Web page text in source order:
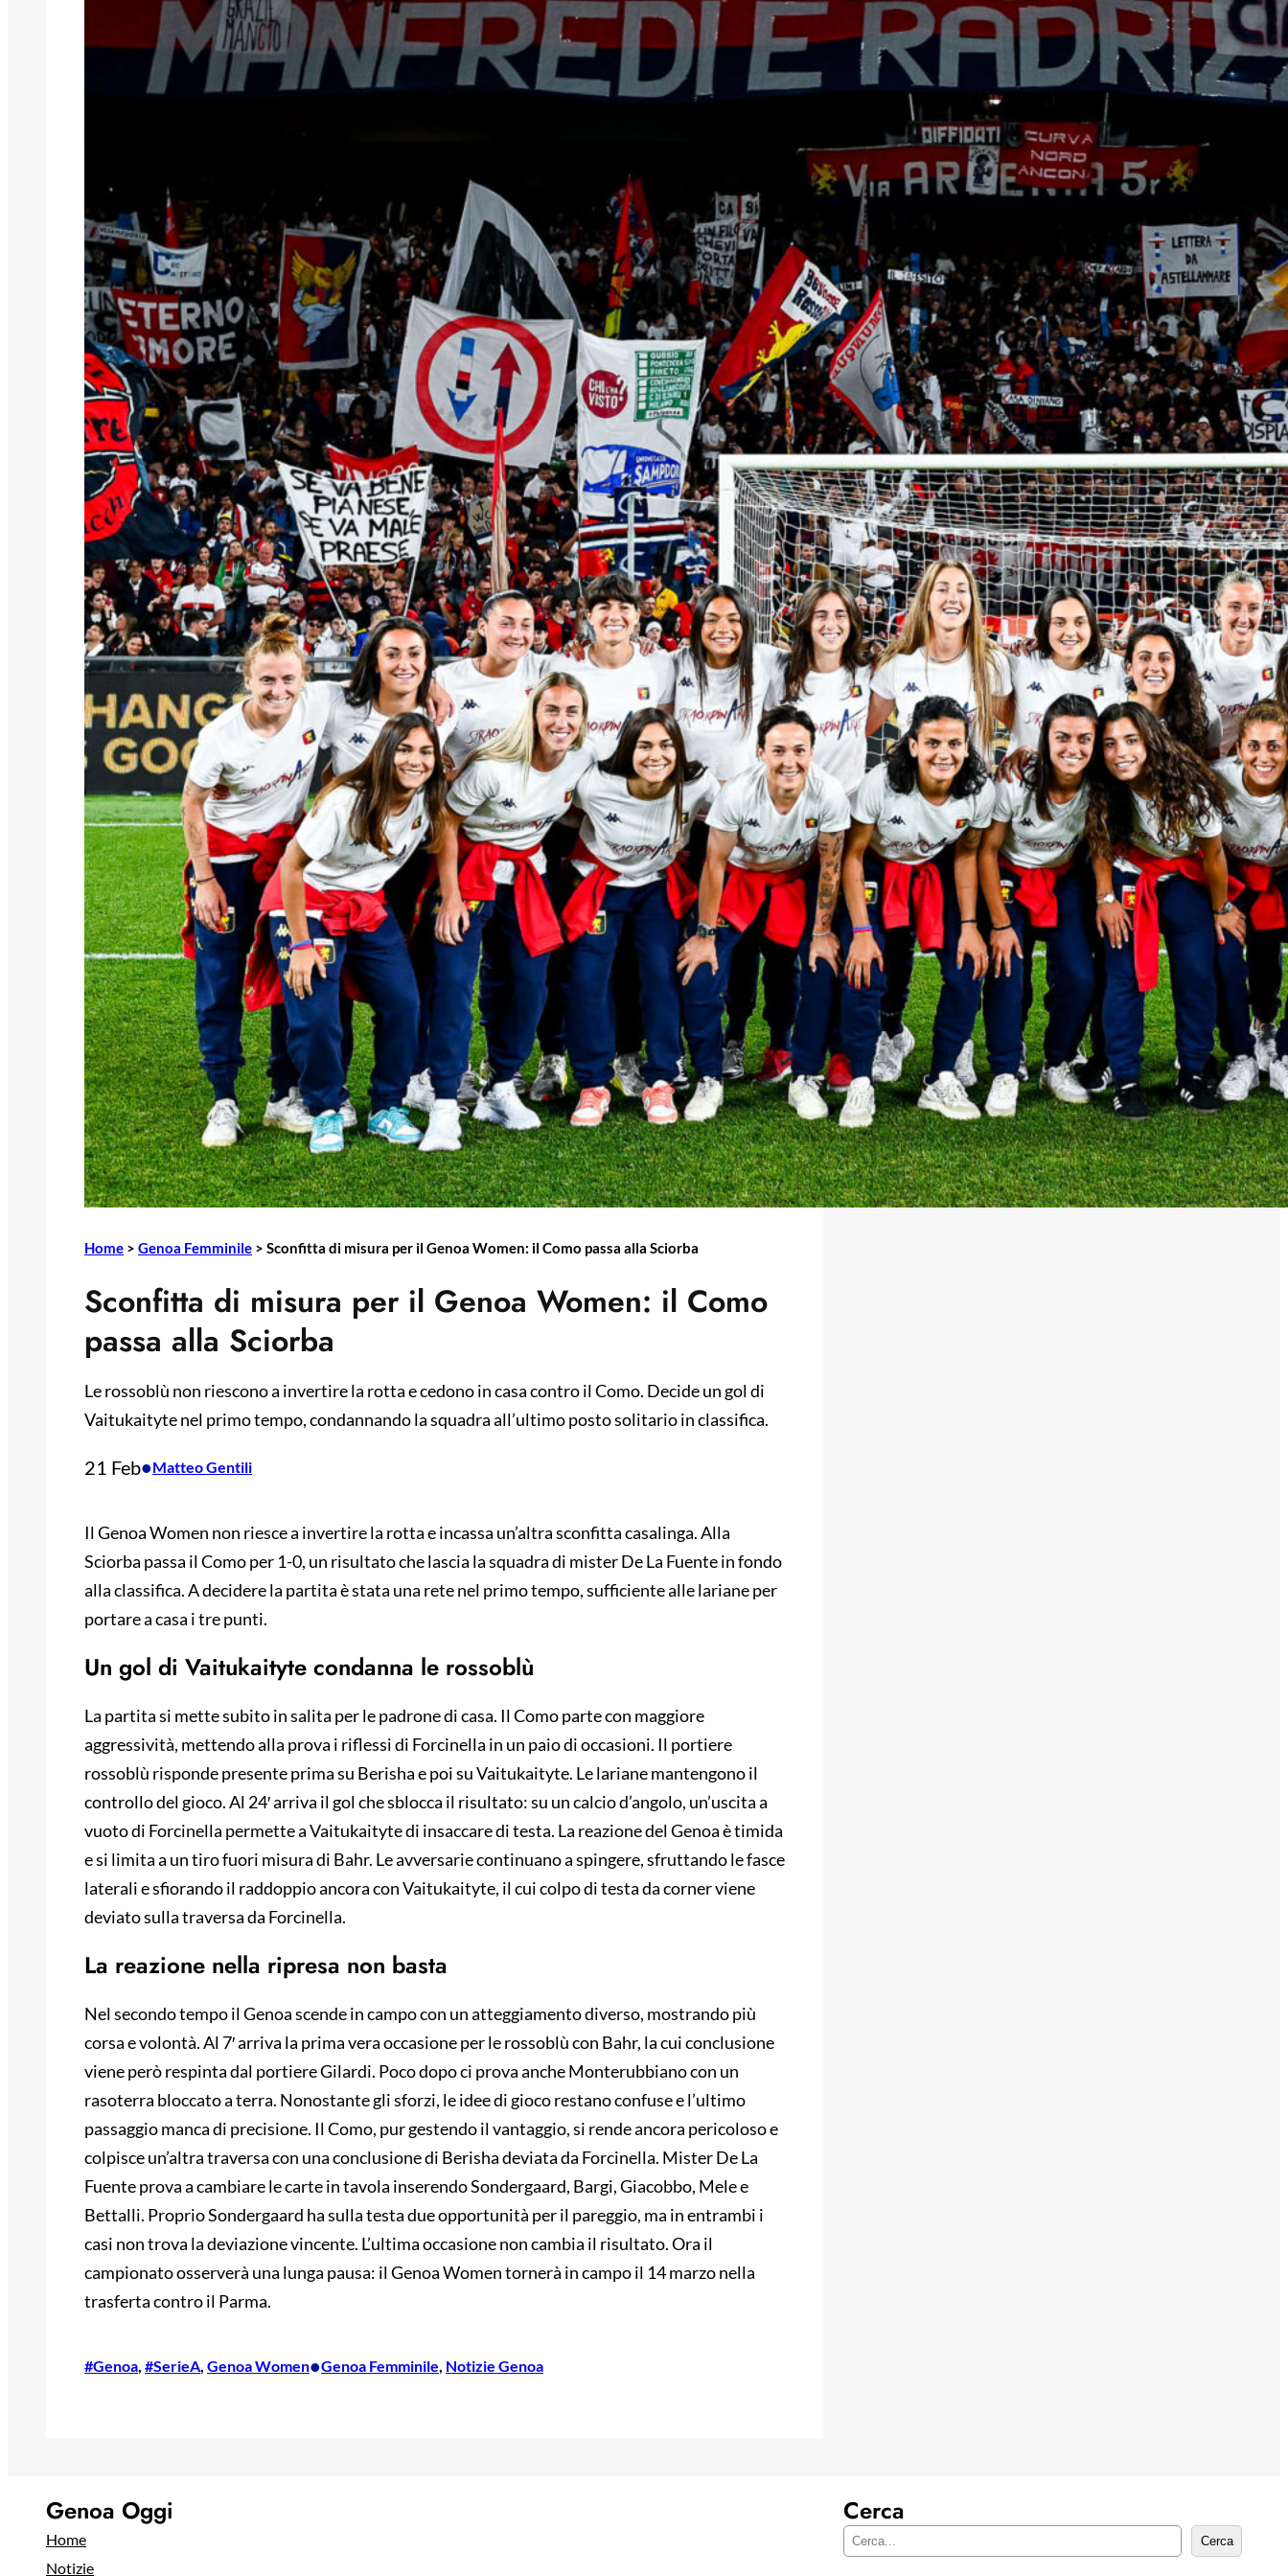
Home > Genoa Femminile > Sconfitta di misura per il Genoa Women: il Como passa alla Sciorba
Sconfitta di misura per il Genoa Women: il Como
passa alla Sciorba
Le rossoblù non riescono a invertire la rotta e cedono in casa contro il Como. Decide un gol di
Vaitukaityte nel primo tempo, condannando la squadra all’ultimo posto solitario in classifica.
21 Feb•Matteo Gentili
Il Genoa Women non riesce a invertire la rotta e incassa un’altra sconfitta casalinga. Alla
Sciorba passa il Como per 1-0, un risultato che lascia la squadra di mister De La Fuente in fondo
alla classifica. A decidere la partita è stata una rete nel primo tempo, sufficiente alle lariane per
portare a casa i tre punti.
Un gol di Vaitukaityte condanna le rossoblù
La partita si mette subito in salita per le padrone di casa. Il Como parte con maggiore
aggressività, mettendo alla prova i riflessi di Forcinella in un paio di occasioni. Il portiere
rossoblù risponde presente prima su Berisha e poi su Vaitukaityte. Le lariane mantengono il
controllo del gioco. Al 24′ arriva il gol che sblocca il risultato: su un calcio d’angolo, un’uscita a
vuoto di Forcinella permette a Vaitukaityte di insaccare di testa. La reazione del Genoa è timida
e si limita a un tiro fuori misura di Bahr. Le avversarie continuano a spingere, sfruttando le fasce
laterali e sfiorando il raddoppio ancora con Vaitukaityte, il cui colpo di testa da corner viene
deviato sulla traversa da Forcinella.
La reazione nella ripresa non basta
Nel secondo tempo il Genoa scende in campo con un atteggiamento diverso, mostrando più
corsa e volontà. Al 7′ arriva la prima vera occasione per le rossoblù con Bahr, la cui conclusione
viene però respinta dal portiere Gilardi. Poco dopo ci prova anche Monterubbiano con un
rasoterra bloccato a terra. Nonostante gli sforzi, le idee di gioco restano confuse e l’ultimo
passaggio manca di precisione. Il Como, pur gestendo il vantaggio, si rende ancora pericoloso e
colpisce un’altra traversa con una conclusione di Berisha deviata da Forcinella. Mister De La
Fuente prova a cambiare le carte in tavola inserendo Sondergaard, Bargi, Giacobbo, Mele e
Bettalli. Proprio Sondergaard ha sulla testa due opportunità per il pareggio, ma in entrambi i
casi non trova la deviazione vincente. L’ultima occasione non cambia il risultato. Ora il
campionato osserverà una lunga pausa: il Genoa Women tornerà in campo il 14 marzo nella
trasferta contro il Parma.
#Genoa, #SerieA, Genoa Women•Genoa Femminile, Notizie Genoa
Gudmundsson può lasciare la
Fiorentina: il Genoa osserva, ritorno
possibile?
8 Agosto 2026
Genoa, tre assenti per il Trofeo
Spagnolo: De Rossi senza Havel,
Meichtry e Traorè
8 Agosto 2026
Genoa Oggi
Home
Notizie
Cerca
C
Cerca